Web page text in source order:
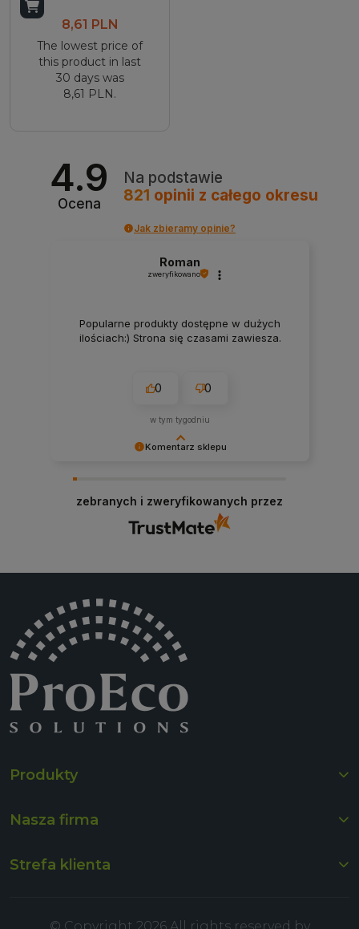
Add to cart
8,61 PLN
The lowest price of
this product in last
30 days was
8,61 PLN.
4.9
Ocena
Na podstawie
821 opinii z całego okresu
Jak zbieramy opinie?
Komentarz sklepu
oczekiwania. Zapraszamy ponownie!
Roman
zweryfikowano
Popularne produkty dostępne w dużych
ilościach:) Strona się czasami zawiesza.
0 0
w tym tygodniu
zebranych i zweryfikowanych przez
Produkty
Nasza firma
Strefa klienta